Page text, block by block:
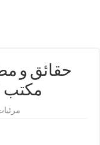
حقائق و
مكتب